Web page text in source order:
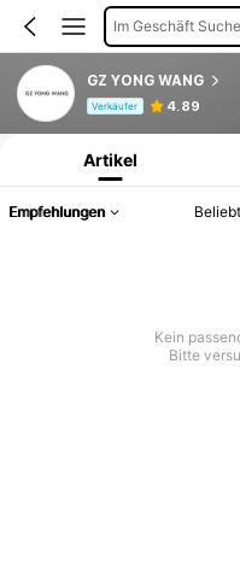
Im Geschäft
GZ YONG WANG
Verkäufer 4.89
Produktinformation:
Artikel
Empfehlungen
Kein
Bitte